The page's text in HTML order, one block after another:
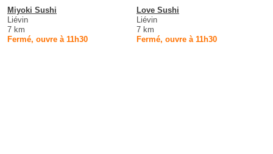
Miyoki Sushi
Liévin
7 km
Fermé, ouvre à 11h30
Love Sushi
Liévin
7 km
Fermé, ouvre à 11h30